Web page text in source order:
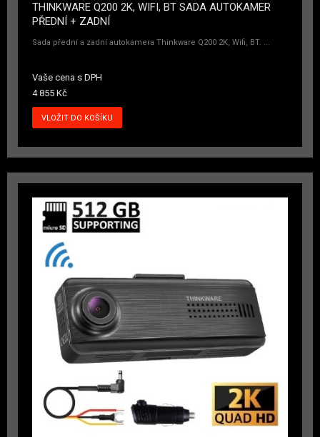
THINKWARE Q200 2K, WIFI, BT SADA AUTOKAMER
PŘEDNÍ + ZADNÍ
Sada přední a zadní autokamera Thinkware Q200 2K, Wifi, BT. ...
Vaše cena s DPH
4 855 Kč